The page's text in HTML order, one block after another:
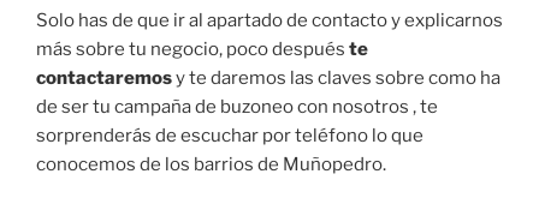
Solo has de que ir al apartado de contacto y explicarnos
más sobre tu negocio, poco después te
contactaremosy te daremos las claves sobre como ha
de ser tu campaña de buzoneo con nosotros , te
sorprenderás de escuchar por teléfono lo que
conocemos de los barrios de Muñopedro.